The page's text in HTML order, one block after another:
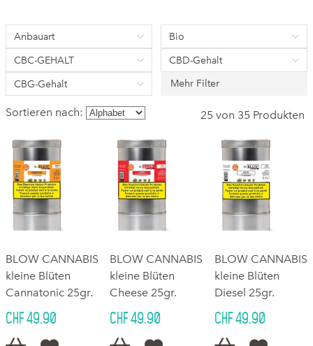
Anbauart
Bio
CBC-GEHALT
CBD-Gehalt
CBG-Gehalt
Mehr Filter
Sortieren nach: 25 von 35 Produkten
BLOW CANNABIS
kleine Blüten
Cannatonic 25gr.
CHF 49.90
BLOW CANNABIS
kleine Blüten
Cheese 25gr.
CHF 49.90
BLOW CANNABIS
kleine Blüten
Diesel 25gr.
CHF 49.90